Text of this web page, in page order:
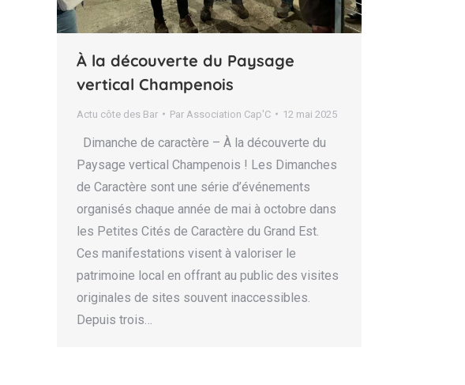
À la découverte du Paysage
vertical Champenois
Actu côte des Bar Par Association Cap'C 12 mai 2025
Dimanche de caractère – À la découverte du
Paysage vertical Champenois ! Les Dimanches
de Caractère sont une série d’événements
organisés chaque année de mai à octobre dans
les Petites Cités de Caractère du Grand Est.
Ces manifestations visent à valoriser le
patrimoine local en offrant au public des visites
originales de sites souvent inaccessibles.
Depuis trois…